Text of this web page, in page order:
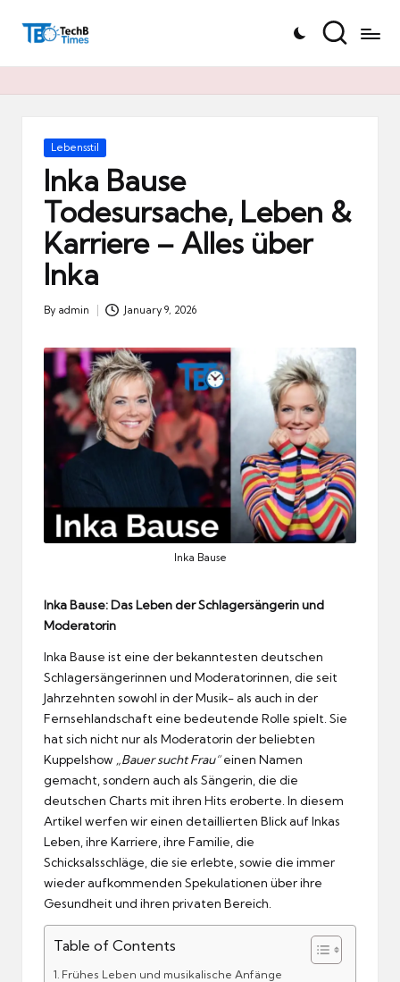
T
h
Posted
Lebensstil
Inka Bause
Todesursache, Leben &
Karriere – Alles über
Inka
Posted
By admin January 9, 2026
Inka Bause
Inka Bause: Das Leben der Schlagersängerin und
Moderatorin
Inka Bause ist eine der bekanntesten deutschen
Schlagersängerinnen und Moderatorinnen, die seit
Jahrzehnten sowohl in der Musik- als auch in der
Fernsehlandschaft eine bedeutende Rolle spielt. Sie
hat sich nicht nur als Moderatorin der beliebten
Kuppelshow „Bauer sucht Frau“einen Namen
gemacht, sondern auch als Sängerin, die die
deutschen Charts mit ihren Hits eroberte. In diesem
Artikel werfen wir einen detaillierten Blick auf Inkas
Leben, ihre Karriere, ihre Familie, die
Schicksalsschläge, die sie erlebte, sowie die immer
wieder aufkommenden Spekulationen über ihre
Gesundheit und ihren privaten Bereich.
Table of Contents
Frühes Leben und musikalische Anfänge